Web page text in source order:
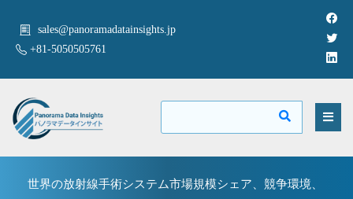
sales@panoramadatainsights.jp
+81-5050505761
世界の放射線手術システム市場規模シェア、競争環境、